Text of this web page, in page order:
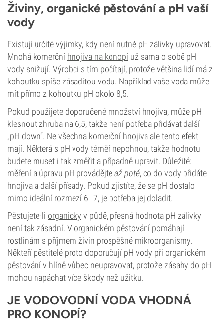
Živiny, organické pěstování a pH vaší
vody
Existují určité výjimky, kdy není nutné pH zálivky upravovat.
Mnohá komerční hnojiva na konopí už sama o sobě pH
vody snižují. Výrobci s tím počítají, protože většina lidí má z
kohoutku spíše zásaditou vodu. Například vaše voda může
mít přímo z kohoutku pH okolo 8,5.
Pokud použijete doporučené množství hnojiva, může pH
klesnout zhruba na 6,5, takže není potřeba přidávat další
„pH down“. Ne všechna komerční hnojiva ale tento efekt
mají. Některá s pH vody téměř nepohnou, takže hodnotu
budete muset i tak změřit a případně upravit. Důležité:
měření a úpravu pH provádějteaž poté, co do vody přidáte
hnojiva a další přísady. Pokud zjistíte, že se pH dostalo
mimo ideální rozmezí 6–7, je potřeba jej doladit.
Pěstujete-li organicky v půdě, přesná hodnota pH zálivky
není tak zásadní. V organickém pěstování pomáhají
rostlinám s příjmem živin prospěšné mikroorganismy.
Někteří pěstitelé proto doporučují pH vody při organickém
pěstování v hlíně vůbec neupravovat, protože zásahy do pH
mohou napáchat více škody než užitku.
JE VODOVODNÍ VODA VHODNÁ
PRO KONOPÍ?